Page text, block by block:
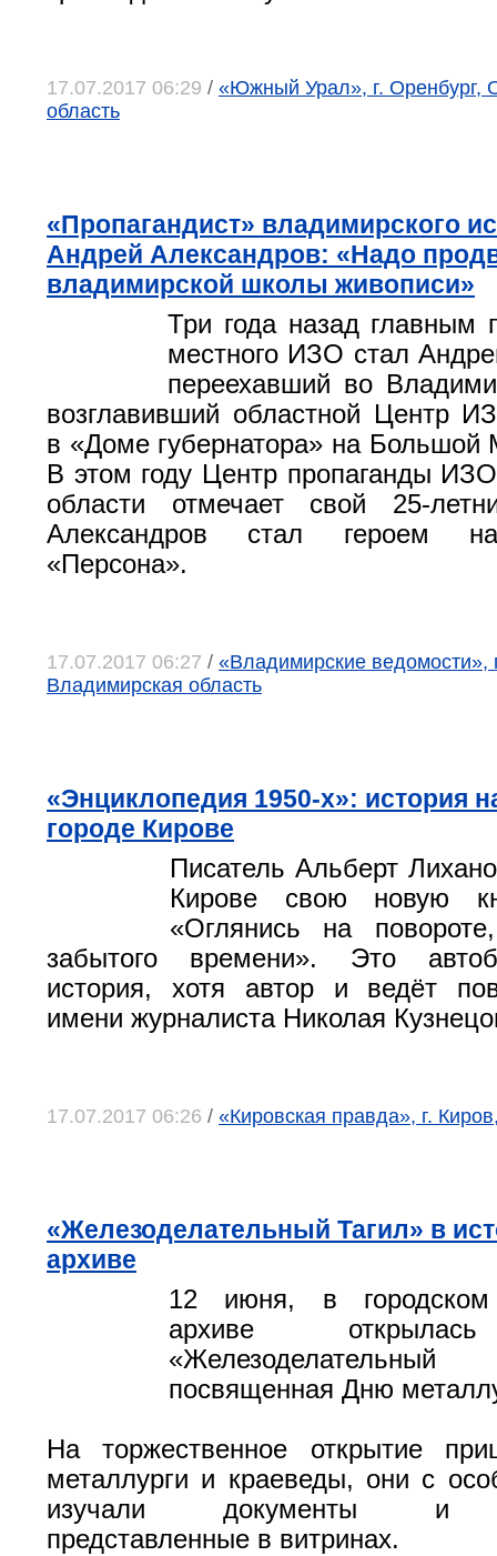
17.07.2017 06:29 / «Южный Урал», г. Оренбург,
область
«Пропагандист» владимирского
Андрей Александров: «Надо
владимирской школы живописи»
Три года назад главным
местного ИЗО стал
переехавший во
возглавивший областной Центр
в «Доме губернатора» на Большой
В этом году Центр пропаганды
области отмечает свой 25-
Александров стал героем
«Персона».
17.07.2017 06:27 / «Владимирские ведомости»,
Владимирская область
«Энциклопедия 1950-х»: история
городе Кирове
Писатель Альберт
Кирове свою новую
«Оглянись на
забытого времени». Это
история, хотя автор и ведёт
имени журналиста Николая
17.07.2017 06:26 / «Кировская правда», г.
«Железоделательный Тагил» в
архиве
12 июня, в городском
архиве
посвященная Дню
На торжественное открытие
металлурги и краеведы, они с
изучали документы и
представленные в витринах.